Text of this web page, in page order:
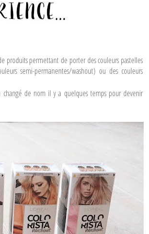
produits permettant de porter des couleurs pastelles
semi-permanentes/washout) ou des couleurs
changé de nom il y a quelques temps pour devenir